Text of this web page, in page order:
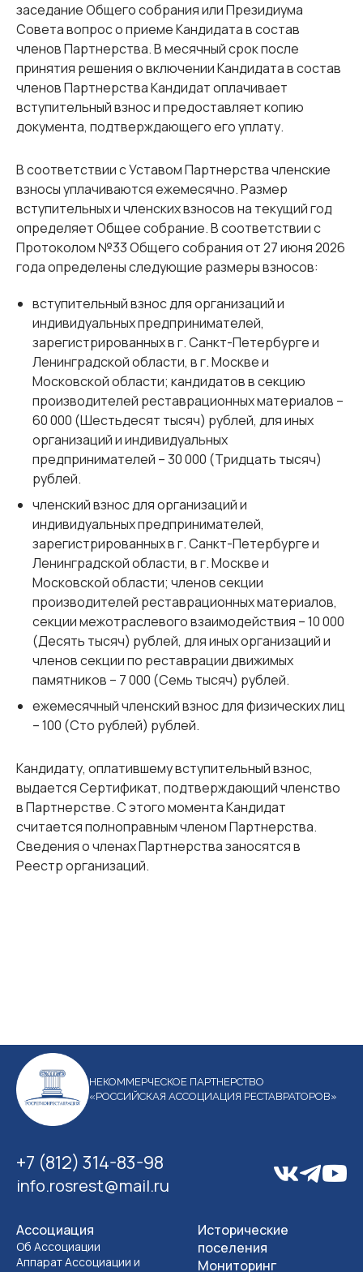
заседание Общего собрания или Президиума
Совета вопрос о приеме Кандидата в состав
членов Партнерства. В месячный срок после
принятия решения о включении Кандидата в состав
членов Партнерства Кандидат оплачивает
вступительный взнос и предоставляет копию
документа, подтверждающего его уплату.
В соответствии с Уставом Партнерства членские
взносы уплачиваются ежемесячно. Размер
вступительных и членских взносов на текущий год
определяет Общее собрание. В соответствии с
Протоколом №33 Общего собрания от 27 июня 2026
года определены следующие размеры взносов:
вступительный взнос для организаций и
индивидуальных предпринимателей,
зарегистрированных в г. Санкт-Петербурге и
Ленинградской области, в г. Москве и
Московской области; кандидатов в секцию
производителей реставрационных материалов –
60 000 (Шестьдесят тысяч) рублей, для иных
организаций и индивидуальных
предпринимателей – 30 000 (Тридцать тысяч)
рублей.
членский взнос для организаций и
индивидуальных предпринимателей,
зарегистрированных в г. Санкт-Петербурге и
Ленинградской области, в г. Москве и
Московской области; членов секции
производителей реставрационных материалов,
секции межотраслевого взаимодействия – 10 000
(Десять тысяч) рублей, для иных организаций и
членов секции по реставрации движимых
памятников – 7 000 (Семь тысяч) рублей.
ежемесячный членский взнос для физических лиц
– 100 (Сто рублей) рублей.
Кандидату, оплатившему вступительный взнос,
выдается Сертификат, подтверждающий членство
в Партнерстве. С этого момента Кандидат
считается полноправным членом Партнерства.
Сведения о членах Партнерства заносятся в
Реестр организаций.
НЕКОММЕРЧЕСКОЕ ПАРТНЕРСТВО
«РОССИЙСКАЯ АССОЦИАЦИЯ РЕСТАВРАТОРОВ»
+7 (812) 314-83-98
info.rosrest@mail.ru
Ассоциация
Об Ассоциации
Аппарат Ассоциации и
Исторические
поселения
Мониторинг